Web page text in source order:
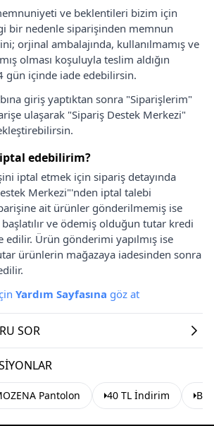
ve beklentileri bizim için
bir nedenle siparişinden memnun
orjinal ambalajında, kullanılmamış ve
olması koşuluyla teslim aldığın
gün içinde iade edebilirsin.
giriş yaptıktan sonra "Siparişlerim"
ulaşarak "Sipariş Destek Merkezi"
edebilirim?
iptal etmek için sipariş detayında
Merkezi"'nden iptal talebi
ait ürünler gönderilmemiş ise
ve ödemiş olduğun tutar kredi
edilir. Ürün gönderimi yapılmış ise
ürünlerin mağazaya iadesinden sonra
Yardım Sayfasına göz at
SOR
Pantolon 40 TL İndirim